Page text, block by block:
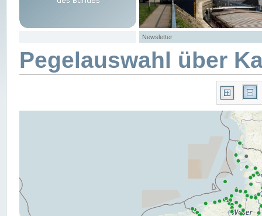
Newsletter
Pegelauswahl über